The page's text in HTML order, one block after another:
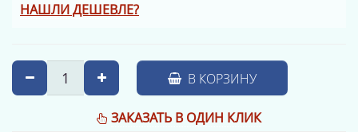
НАШЛИ ДЕШЕВЛЕ?
В КОРЗИНУ
ЗАКАЗАТЬ В ОДИН КЛИК